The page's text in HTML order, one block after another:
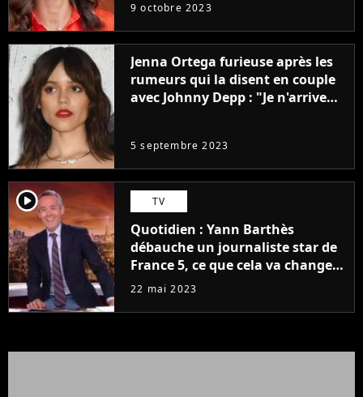
9 octobre 2023
Jenna Ortega furieuse après les
rumeurs qui la disent en couple
avec Johnny Depp : "Je n'arrive
5 septembre 2023
player2 TV
Quotidien : Yann Barthès
débauche un journaliste star de
France 5, ce que cela va changer
à la rentrée
22 mai 2023